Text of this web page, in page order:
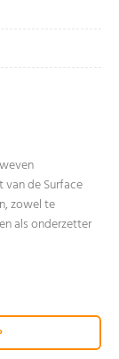
de Surface
zowel te
als onderzetter